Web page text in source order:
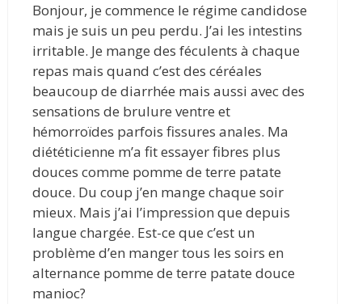
Bonjour, je commence le régime candidose
mais je suis un peu perdu. J’ai les intestins
irritable. Je mange des féculents à chaque
repas mais quand c’est des céréales
beaucoup de diarrhée mais aussi avec des
sensations de brulure ventre et
hémorroïdes parfois fissures anales. Ma
diététicienne m’a fit essayer fibres plus
douces comme pomme de terre patate
douce. Du coup j’en mange chaque soir
mieux. Mais j’ai l’impression que depuis
langue chargée. Est-ce que c’est un
problème d’en manger tous les soirs en
alternance pomme de terre patate douce
manioc?